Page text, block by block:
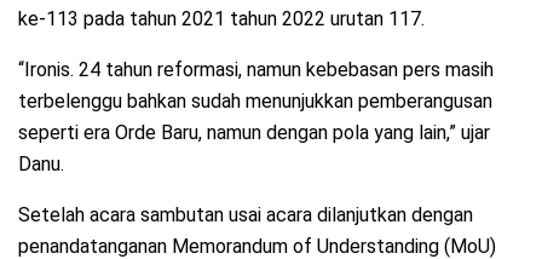
ke-113 pada tahun 2021 tahun 2022 urutan 117.
“Ironis. 24 tahun reformasi, namun kebebasan pers masih
terbelenggu bahkan sudah menunjukkan pemberangusan
seperti era Orde Baru, namun dengan pola yang lain,” ujar
Danu.
Setelah acara sambutan usai acara dilanjutkan dengan
penandatanganan Memorandum of Understanding (MoU)